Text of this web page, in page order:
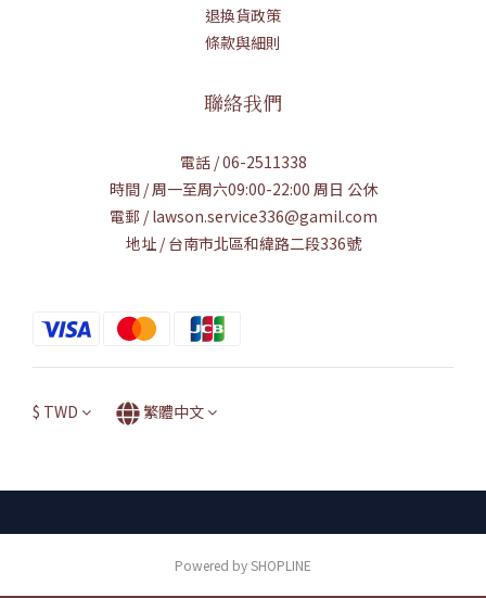
退換貨政策
條款與細則
聯絡我們
電話 / 06-2511338
時間 / 周一至周六09:00-22:00 周日 公休
電郵 / lawson.service336@gamil.com
地址 / 台南市北區和緯路二段336號
$ TWD 繁體中文
Powered by SHOPLINE